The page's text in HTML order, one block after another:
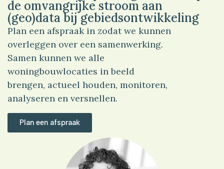
de omvangrijke stroom aan
(geo)data bij gebiedsontwikkeling
Plan een afspraak in zodat we kunnen
overleggen over een samenwerking.
Samen kunnen we alle
woningbouwlocaties in beeld
brengen, actueel houden, monitoren,
analyseren en versnellen.
Plan een afspraak